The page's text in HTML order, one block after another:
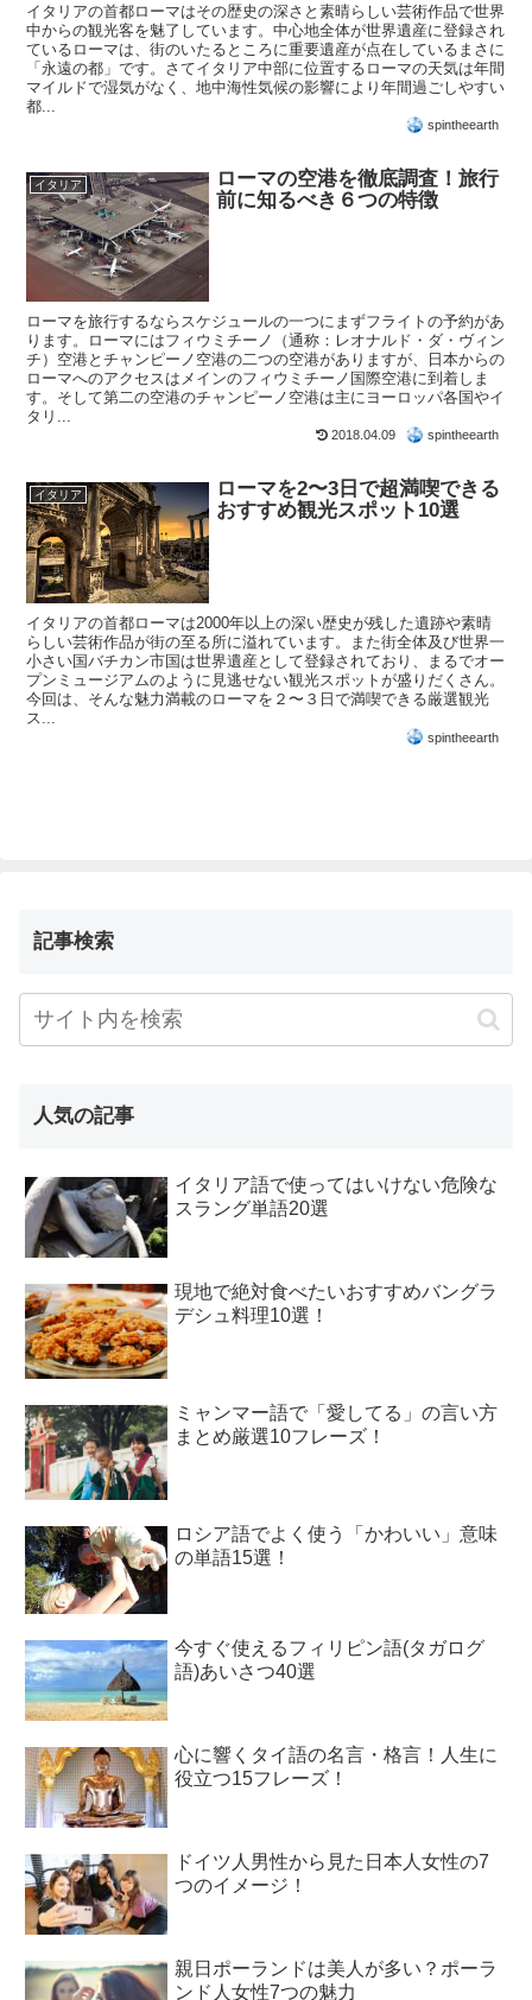
イタリアの首都ローマはその歴史の深さと素晴らしい芸術作品で世界
中からの観光客を魅了しています。中心地全体が世界遺産に登録され
ているローマは、街のいたるところに重要遺産が点在しているまさに
「永遠の都」です。さてイタリア中部に位置するローマの天気は年間
マイルドで湿気がなく、地中海性気候の影響により年間過ごしやすい
都...
spintheearth
イタリア
ローマの空港を徹底調査！旅行
前に知るべき６つの特徴
ローマを旅行するならスケジュールの一つにまずフライトの予約があ
ります。ローマにはフィウミチーノ（通称：レオナルド・ダ・ヴィン
チ）空港とチャンピーノ空港の二つの空港がありますが、日本からの
ローマへのアクセスはメインのフィウミチーノ国際空港に到着しま
す。そして第二の空港のチャンピーノ空港は主にヨーロッパ各国やイ
タリ...
2018.04.09 spintheearth
イタリア
ローマを2〜3日で超満喫できる
おすすめ観光スポット10選
イタリアの首都ローマは2000年以上の深い歴史が残した遺跡や素晴
らしい芸術作品が街の至る所に溢れています。また街全体及び世界一
小さい国バチカン市国は世界遺産として登録されており、まるでオー
プンミュージアムのように見逃せない観光スポットが盛りだくさん。
今回は、そんな魅力満載のローマを２〜３日で満喫できる厳選観光
ス...
spintheearth
記事検索
人気の記事
イタリア語で使ってはいけない危険な
スラング単語20選
現地で絶対食べたいおすすめバングラ
デシュ料理10選！
ミャンマー語で「愛してる」の言い方
まとめ厳選10フレーズ！
ロシア語でよく使う「かわいい」意味
の単語15選！
今すぐ使えるフィリピン語(タガログ
語)あいさつ40選
心に響くタイ語の名言・格言！人生に
役立つ15フレーズ！
ドイツ人男性から見た日本人女性の7
つのイメージ！
親日ポーランドは美人が多い？ポーラ
ンド人女性7つの魅力